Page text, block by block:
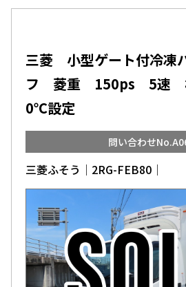
三菱 小型ゲート付冷凍
フ 菱重 150ps 5速
0℃設定
問い合わせ
三菱ふそう│2RG-FEB80│